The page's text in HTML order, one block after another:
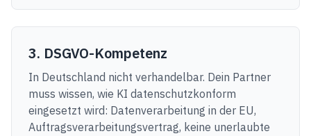
3. DSGVO-Kompetenz
In Deutschland nicht verhandelbar. Dein Partner
muss wissen, wie KI datenschutzkonform
eingesetzt wird: Datenverarbeitung in der EU,
Auftragsverarbeitungsvertrag, keine unerlaubte